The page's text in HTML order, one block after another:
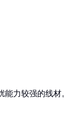
力较强的线材